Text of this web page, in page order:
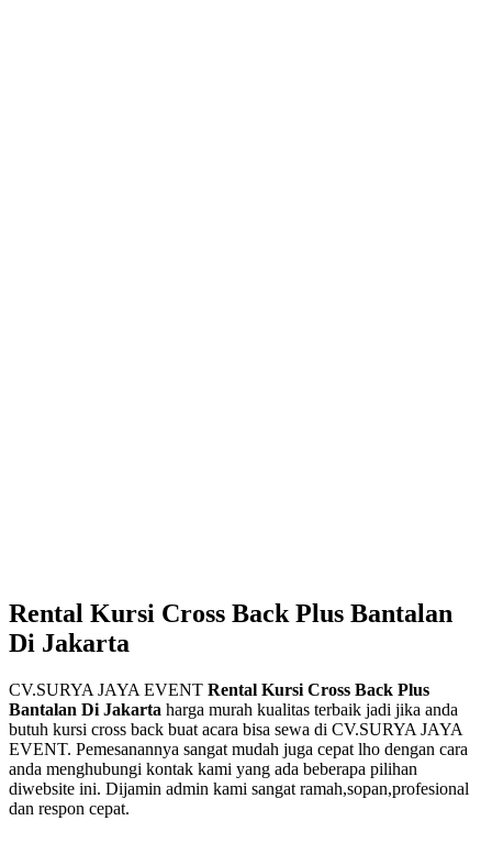
Rental Kursi Cross Back Plus Bantalan
Di Jakarta
CV.SURYA JAYA EVENT Rental Kursi Cross Back Plus
Bantalan Di Jakarta harga murah kualitas terbaik jadi jika anda
butuh kursi cross back buat acara bisa sewa di CV.SURYA JAYA
EVENT. Pemesanannya sangat mudah juga cepat lho dengan cara
anda menghubungi kontak kami yang ada beberapa pilihan
diwebsite ini. Dijamin admin kami sangat ramah,sopan,profesional
dan respon cepat.